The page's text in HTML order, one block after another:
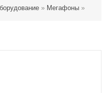
» Мегафоны »